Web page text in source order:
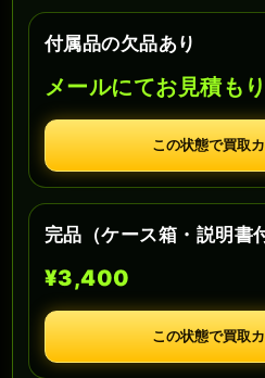
付属品の欠品あり
メールにてお見積もり
この状態で買取
完品（ケース箱・説明書
¥3,400
この状態で買取